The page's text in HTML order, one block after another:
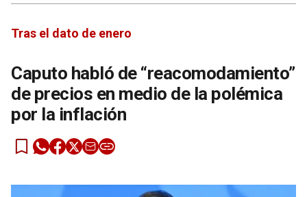
Tras el dato de enero
Caputo habló de “reacomodamiento”
de precios en medio de la polémica
por la inflación